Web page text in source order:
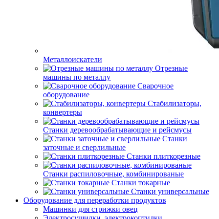
Металлоискатели
Отрезные
машины по металлу
Сварочное
оборудование
Стабилизаторы,
конвертеры
Станки деревообрабатывающие и рейсмусы
Станки
заточные и сверлильные
Станки плиткорезные
Станки распиловочные, комбинированые
Станки токарные
Станки универсальные
Оборудование для переработки продуктов
Машинки для стрижки овец